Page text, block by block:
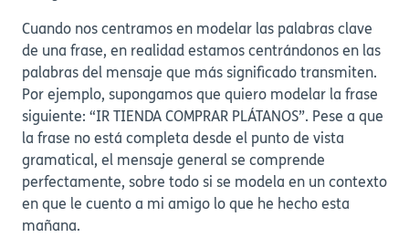
Cuando nos centramos en modelar las palabras clave
de una frase, en realidad estamos centrándonos en las
palabras del mensaje que más significado transmiten.
Por ejemplo, supongamos que quiero modelar la frase
siguiente: “IR TIENDA COMPRAR PLÁTANOS”. Pese a que
la frase no está completa desde el punto de vista
gramatical, el mensaje general se comprende
perfectamente, sobre todo si se modela en un contexto
en que le cuento a mi amigo lo que he hecho esta
mañana.